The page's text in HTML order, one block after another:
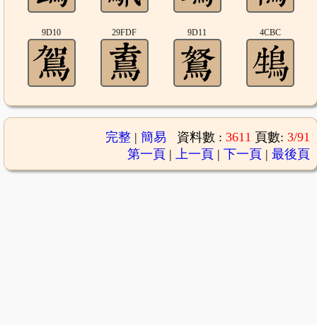
9D10 29FDF 9D11 4CBC
完整| 簡易 資料數 : 3611 頁數: 3/91
第一頁 | 上一頁 | 下一頁 | 最後頁